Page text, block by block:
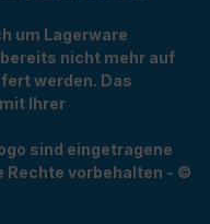
um Lagerware
nicht mehr auf
werden. Das
Ihrer
sind eingetragene
Rechte vorbehalten - ©